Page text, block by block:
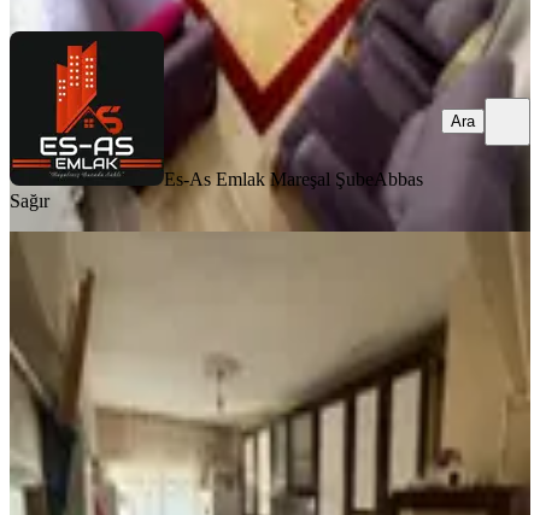
Es-As Emlak Mareşal ŞubeAbbas
Sağır
Ara
Sincan, Maraşal Çakmak Mahallesi
260 m² 4. Kat·31.07.2026
4.699.000 ₺